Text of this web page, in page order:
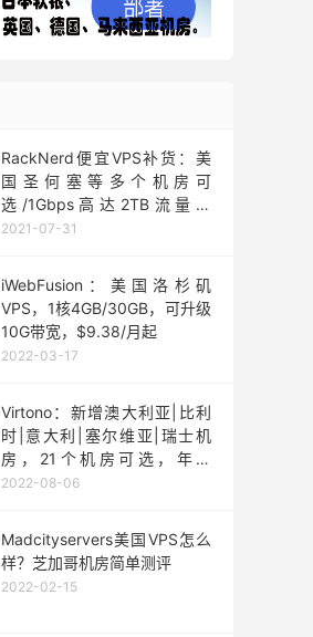
RackNerd便宜VPS补货：美
国圣何塞等多个机房可
选/1Gbps高达2TB流量仅
$9.49/年
2021-07-31
iWebFusion：美国洛杉矶
VPS，1核4GB/30GB，可升级
10G带宽，$9.38/月起
2022-03-17
Virtono：新增澳大利亚|比利
时|意大利|塞尔维亚|瑞士机
房，21个机房可选，年付
24.95 欧元起
2022-08-06
Madcityservers美国VPS怎么
样？芝加哥机房简单测评
2022-02-15